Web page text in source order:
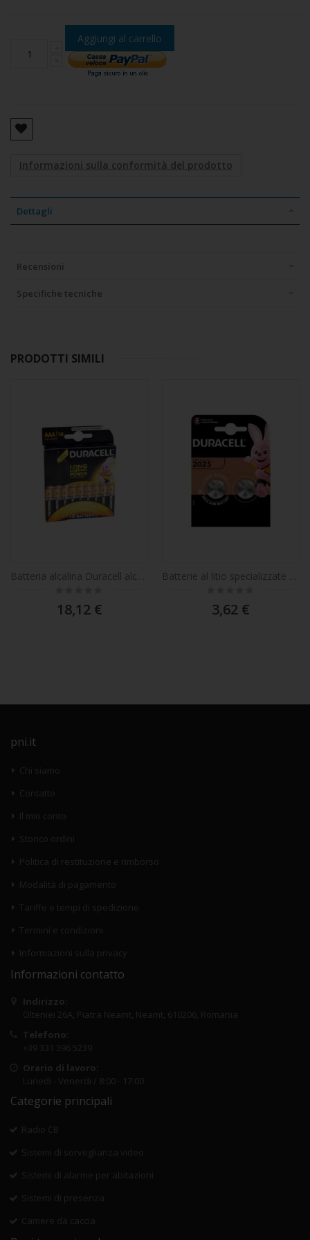
Aggiungi al carrello
Informazioni sulla conformità del prodotto
Dettagli
Recensioni
Specifiche tecniche
PRODOTTI SIMILI
18,12 € 3,62 €
pni.it
Chi siamo
Contatto
Il mio conto
Storico ordini
Politica di restituzione e rimborso
Modalità di pagamento
Tariffe e tempi di spedizione
Termini e condizioni
Informazioni sulla privacy
Informazioni contatto
Indirizzo:
Olteniei 26A, Piatra Neamt, Neamt, 610206, Romania
Telefono:
+39 331 396 5239
Orario di lavoro:
Lunedi - Venerdi / 8:00 - 17:00
Categorie principali
Radio CB
Sistemi di sorveglianza video
Sistemi di alarme per abitazioni
Sistemi di presenza
Camere da caccia